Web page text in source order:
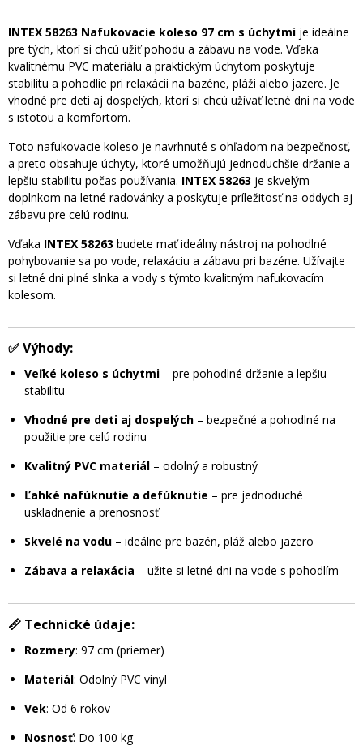
INTEX 58263 Nafukovacie koleso 97 cm s úchytmi je ideálne
pre tých, ktorí si chcú užiť pohodu a zábavu na vode. Vďaka
kvalitnému PVC materiálu a praktickým úchytom poskytuje
stabilitu a pohodlie pri relaxácii na bazéne, pláži alebo jazere. Je
vhodné pre deti aj dospelých, ktorí si chcú užívať letné dni na vode
s istotou a komfortom.
Toto nafukovacie koleso je navrhnuté s ohľadom na bezpečnosť,
a preto obsahuje úchyty, ktoré umožňujú jednoduchšie držanie a
lepšiu stabilitu počas používania. INTEX 58263 je skvelým
doplnkom na letné radovánky a poskytuje príležitosť na oddych aj
zábavu pre celú rodinu.
Vďaka INTEX 58263 budete mať ideálny nástroj na pohodlné
pohybovanie sa po vode, relaxáciu a zábavu pri bazéne. Užívajte
si letné dni plné slnka a vody s týmto kvalitným nafukovacím
kolesom.
✅Výhody:
Veľké koleso s úchytmi – pre pohodlné držanie a lepšiu
stabilitu
Vhodné pre deti aj dospelých – bezpečné a pohodlné na
použitie pre celú rodinu
Kvalitný PVC materiál – odolný a robustný
Ľahké nafúknutie a defúknutie – pre jednoduché
uskladnenie a prenosnosť
Skvelé na vodu – ideálne pre bazén, pláž alebo jazero
Zábava a relaxácia – užite si letné dni na vode s pohodlím
📏 Technické údaje:
Rozmery: 97 cm (priemer)
Materiál: Odolný PVC vinyl
Vek: Od 6 rokov
Nosnosť: Do 100 kg